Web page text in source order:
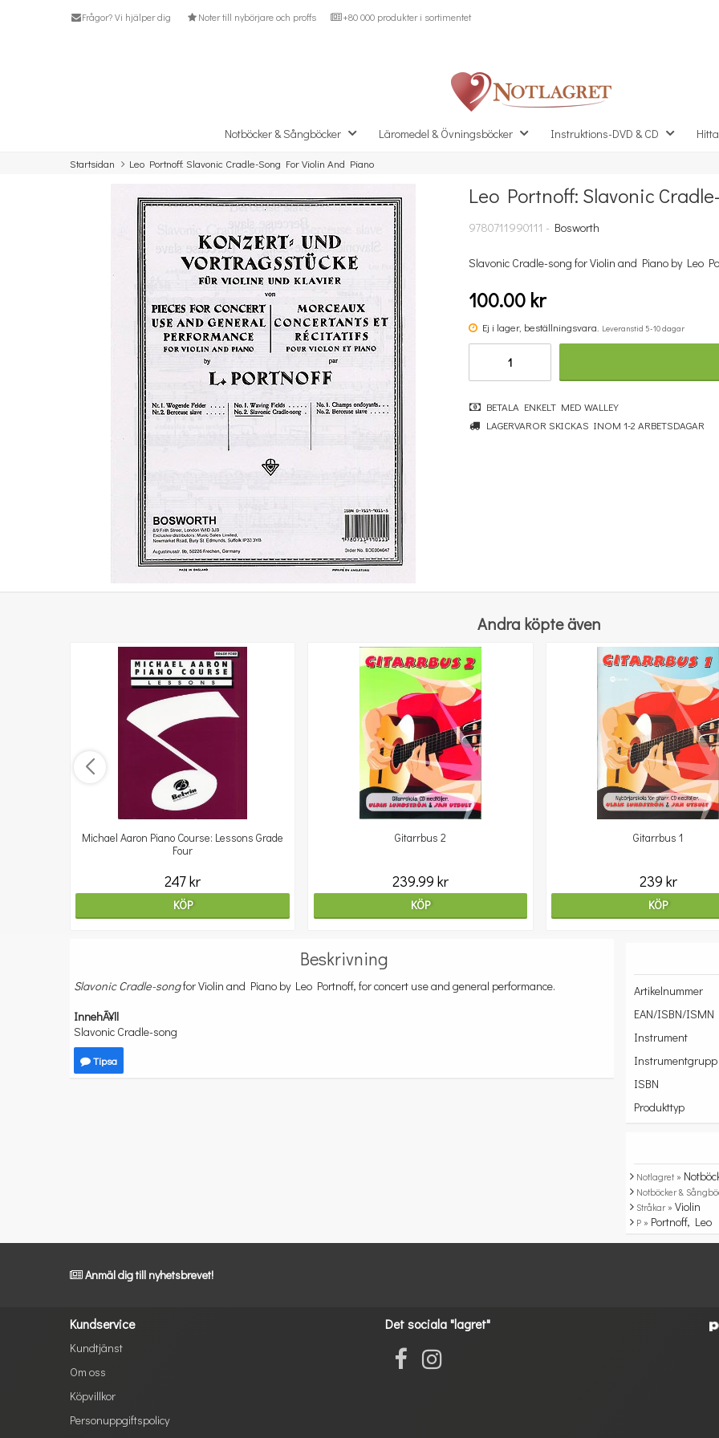
Frågor? Vi hjälper dig Noter till nybörjare och proffs +80 000 produkter i sortimentet
Notböcker & Sångböcker Läromedel & Övningsböcker Instruktions-DVD & CD
Startsidan Leo Portnoff: Slavonic Cradle-Song For Violin And Piano
Missa inte detta...
Benjamin Britten: Simple Symphony For String Orchestra - Study Score
Leo Portnoff: Slavonic
9780711990111 - Bosworth
Slavonic Cradle-song for Violin and Piano by Leo
100.00 kr
Ej i lager, beställningsvara. Leveranstid 5-10 dagar
BETALA ENKELT MED WALLEY
LAGERVAROR SKICKAS INOM 1-2 ARBETSDAGAR
Andra köpte även
Michael Aaron Piano Course: Lessons Grade
Four
247 kr
KÖP
Gitarrbus 2
239.99 kr
KÖP
Gitarrbus 1
239 kr
KÖP
Beskrivning
Slavonic Cradle-songfor Violin and Piano by Leo Portnoff, for concert use and general performance.
InnehÃ¥ll
Slavonic Cradle-song
Tipsa
Artikelnummer
EAN/ISBN/ISMN
Instrument
Instrumentgrupp
ISBN
Produkttyp
Notlagret »
Notböcker &
Stråkar »Violin
P » Portnoff, Leo
Anmäl dig till nyhetsbrevet!
Kundservice
Kundtjänst
Om oss
Köpvillkor
Personuppgiftspolicy
Det sociala "lagret"